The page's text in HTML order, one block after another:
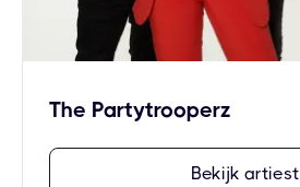
The Partytrooperz
Bekijk artiest